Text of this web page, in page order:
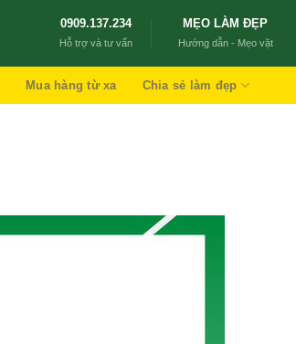
0909.137.234
Hỗ trợ và tư vấn
MẸO LÀM ĐẸP
Hướng dẫn - Mẹo vặt
Mua hàng từ xa Chia sẻ làm đẹp